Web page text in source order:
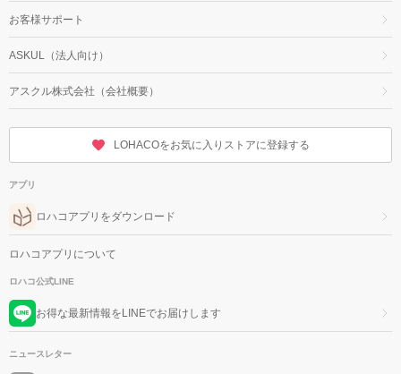
お客様サポート
ASKUL（法人向け）
アスクル株式会社（会社概要）
LOHACOをお気に入りストアに登録する
アプリ
ロハコアプリをダウンロード
ロハコアプリについて
ロハコ公式LINE
お得な最新情報をLINEでお届けします
ニュースレター